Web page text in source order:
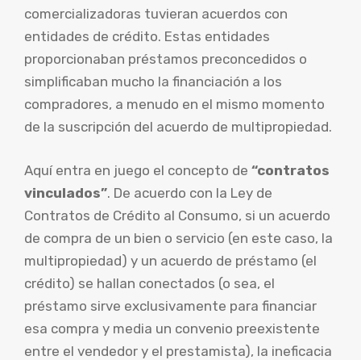
comercializadoras tuvieran acuerdos con
entidades de crédito. Estas entidades
proporcionaban préstamos preconcedidos o
simplificaban mucho la financiación a los
compradores, a menudo en el mismo momento
de la suscripción del acuerdo de multipropiedad.
Aquí entra en juego el concepto de “contratos
vinculados”. De acuerdo con la Ley de
Contratos de Crédito al Consumo, si un acuerdo
de compra de un bien o servicio (en este caso, la
multipropiedad) y un acuerdo de préstamo (el
crédito) se hallan conectados (o sea, el
préstamo sirve exclusivamente para financiar
esa compra y media un convenio preexistente
entre el vendedor y el prestamista), la ineficacia